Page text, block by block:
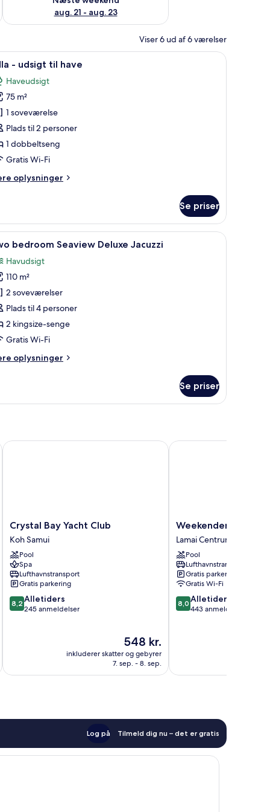
aug. 21 - aug. 23
Viser 6 ud af 6 værelser
på væggen.
en liggestol og en trappe op til en overdækket terrasse.
Et rummeligt soveværelse med en stor
14 - udsigt til have
Haveudsigt
75 m²
1 soveværelse
Plads til 2 personer
1 dobbeltseng
Gratis Wi-Fi
oplysninger
Se priser
træterrasse, siddepladser og et glasomkranset soveværelse.
Et moderne hus med en overdækket
18 bedroom Seaview Deluxe Jacuzzi
Havudsigt
110 m²
2 soveværelser
Plads til 4 personer
2 kingsize-senge
Gratis Wi-Fi
oplysninger
Se priser
Crystal
Bay
Yacht
Club
Koh
Samui
Crystal Bay Yacht Club
Koh Samui
Pool
Spa
Lufthavnstransport
Gratis parkering
8.2
ud
8,2 Alletiders
245 anmeldelser
Prisen
er
548 kr.
548 kr.
inkluderer skatter og gebyrer
7. sep. - 8. sep.
Crystal Bay Yacht Club
Weekender
Resort
Lamai
Centrum
Weekender Resort
Lamai Centrum
Pool
Lufthavnstransport
Gratis parkering
Gratis Wi-Fi
8.0
ud
8,0 Alletiders
443 anmeldelser
Weekender Resort
Log på Tilmeld dig nu – det er gratis